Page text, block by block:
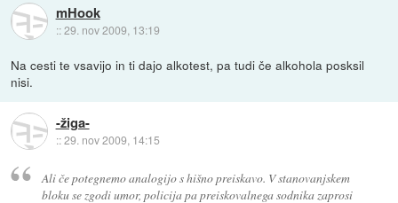
mHook
::29. nov 2009, 13:19
Na cesti te vsavijo in ti dajo alkotest, pa tudi če alkohola posksil
nisi.
-žiga-
::29. nov 2009, 14:15
Ali če potegnemo analogijo s hišno preiskavo. V stanovanjskem
bloku se zgodi umor, policija pa preiskovalnega sodnika zaprosi